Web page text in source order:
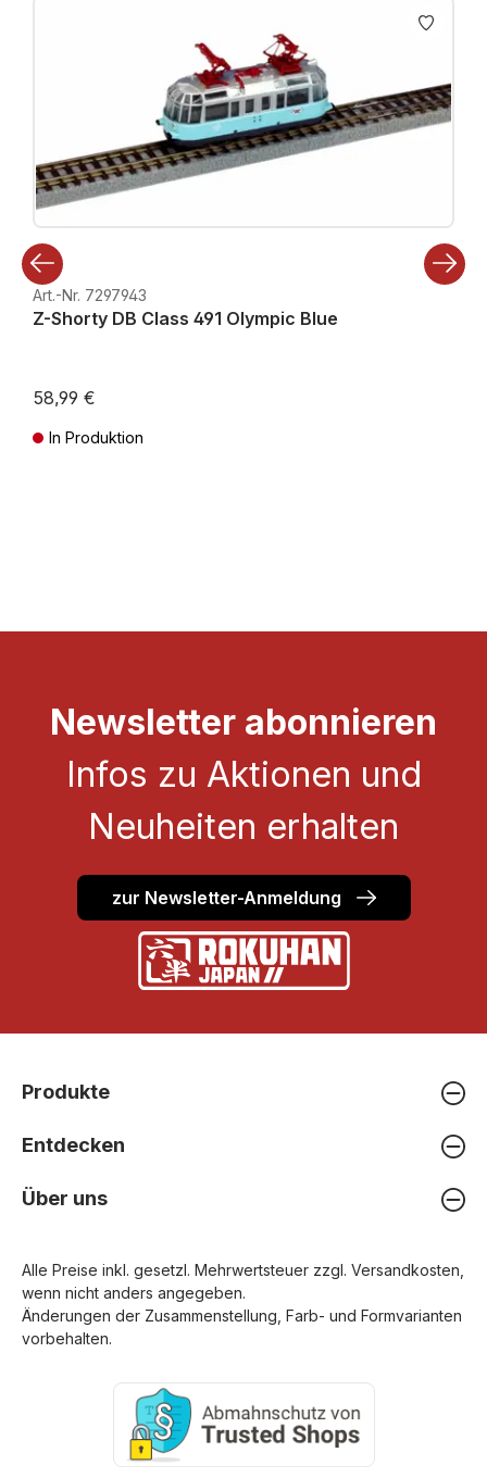
Art.-Nr. 7297943
Z-Shorty DB Class 491 Olympic Blue
58,99 €
In Produktion
Newsletter abonnieren
Infos zu Aktionen und
Neuheiten erhalten
zur Newsletter-Anmeldung
Produkte
Entdecken
Über uns
Alle Preise inkl. gesetzl. Mehrwertsteuer zzgl. Versandkosten
wenn nicht anders angegeben.
Änderungen der Zusammenstellung, Farb- und Formvarianten
vorbehalten.